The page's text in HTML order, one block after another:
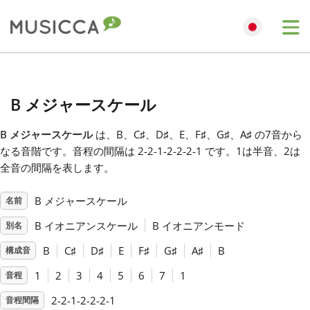
Български
Dansk
Deutsch
English
B メジャースケール
B メジャースケールは、B、C♯、D♯、E、F♯、G♯、A♯ の7音から
なる音階です。音程の間隔は 2-2-1-2-2-2-1 です。1は半音、2は
全音の間隔を表します。
名前 B メジャースケール
別名 B イオニアンスケール B イオニアンモード
構成音 B C♯ D♯ E F♯ G♯ A♯ B
音程 1 2 3 4 5 6 7 1
音程間隔 2-2-1-2-2-2-1